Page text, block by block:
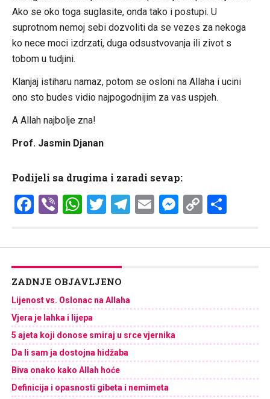
Ako se oko toga suglasite, onda tako i postupi. U
suprotnom nemoj sebi dozvoliti da se vezes za nekoga
ko nece moci izdrzati, duga odsustvovanja ili zivot s
tobom u tudjini.
Klanjaj istiharu namaz, potom se osloni na Allaha i ucini
ono sto budes vidio najpogodnijim za vas uspjeh.
A Allah najbolje zna!
Prof. Jasmin Djanan
Podijeli sa drugima i zaradi sevap:
Facebook
ViberWhatsApp
Twitter
Telegram
EmailCopy
ZADNJE OBJAVLJENO
Lijenost vs. Oslonac na Allaha
Vjera je lahka i lijepa
5 ajeta koji donose smiraj u srce vjernika
Da li sam ja dostojna hidžaba
Biva onako kako Allah hoće
Definicija i opasnosti gibeta i nemimeta